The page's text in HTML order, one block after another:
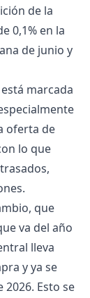
de la
0,1% en la
de junio y
marcada
oferta de
lo que
que
va del año
lleva
y ya se
2026. Esto se